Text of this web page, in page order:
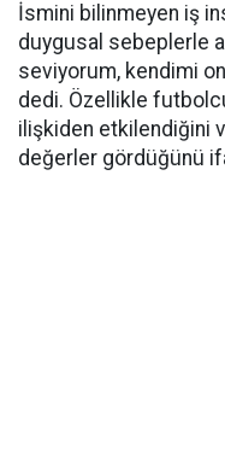
İsmini bilinmeyen iş
duygusal sebeplerle
seviyorum, kendimi
dedi. Özellikle
ilişkiden etkilendiğini
değerler gördüğünü